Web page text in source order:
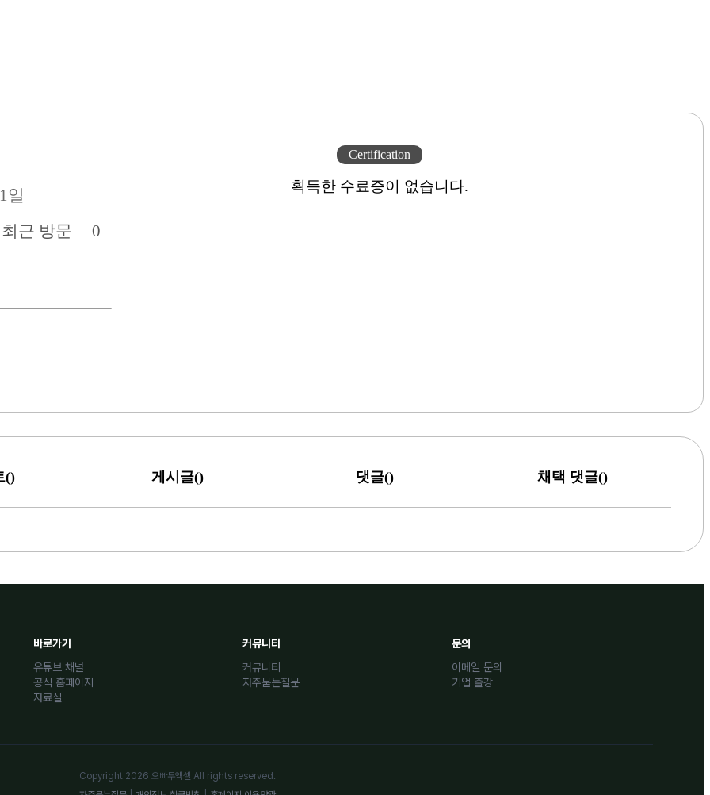
일
최근 방문 0
Certification
획득한 수료증이 없습니다.
() 게시글() 댓글() 채택 댓글()
바로가기
유튜브 채널
공식 홈페이지
자료실
커뮤니티
커뮤니티
자주묻는질문
문의
이메일 문의
기업 출강
Copyright 2026 오빠두엑셀 All rights reserved.